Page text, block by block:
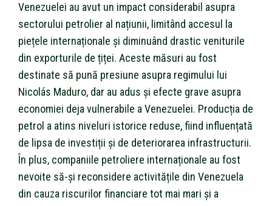
Venezuelei au avut un impact considerabil asupra
sectorului petrolier al națiunii, limitând accesul la
piețele internaționale și diminuând drastic veniturile
din exporturile de țiței. Aceste măsuri au fost
destinate să pună presiune asupra regimului lui
Nicolás Maduro, dar au adus și efecte grave asupra
economiei deja vulnerabile a Venezuelei. Producția de
petrol a atins niveluri istorice reduse, fiind influențată
de lipsa de investiții și de deteriorarea infrastructurii.
În plus, companiile petroliere internaționale au fost
nevoite să-și reconsidere activitățile din Venezuela
din cauza riscurilor financiare tot mai mari și a